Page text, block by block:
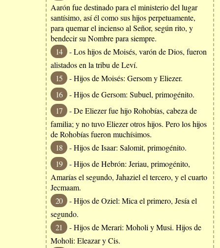
Aarón fue destinado para el ministerio del lugar
santísimo, así él como sus hijos perpetuamente,
para quemar el incienso al Señor, según rito, y
bendecir su Nombre para siempre.
14
- Los hijos de Moisés, varón de Dios, fueron
alistados en la tribu de Leví.
15
- Hijos de Moisés: Gersom y Eliezer.
16
- Hijos de Gersom: Subuel, primogénito.
17
- De Eliezer fue hijo Rohobías, cabeza de
familia; y no tuvo Eliezer otros hijos. Pero los hijos
de Rohobías fueron muchísimos.
18
- Hijos de Isaar: Salomit, primogénito.
19
- Hijos de Hebrón: Jeriau, primogénito,
Amarías el segundo, Jahaziel el tercero, y el cuarto
Jecmaam.
20
- Hijos de Oziel: Mica el primero, Jesía el
segundo.
21
- Hijos de Merari: Moholi y Musi. Hijos de
Moholi: Eleazar y Cis.